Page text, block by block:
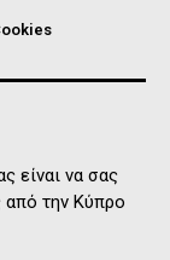
είναι να σας
από την Κύπρο